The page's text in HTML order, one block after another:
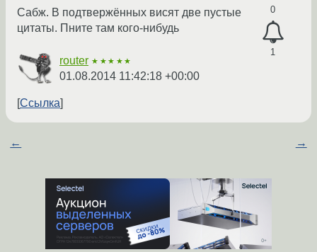
0
1
Сабж. В подтвержённых висят две пустые
цитаты. Пните там кого-нибудь
router ★★★★★
01.08.2014 11:42:18 +00:00
Ссылка
← →